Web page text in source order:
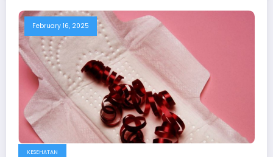
February 16, 2025
KESEHATAN